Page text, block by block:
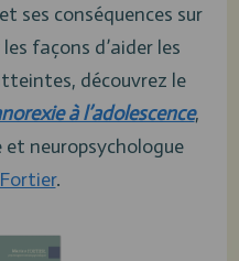
ses conséquences sur
façons d’aider les
découvrez le
à l’adolescence,
neuropsychologue
.